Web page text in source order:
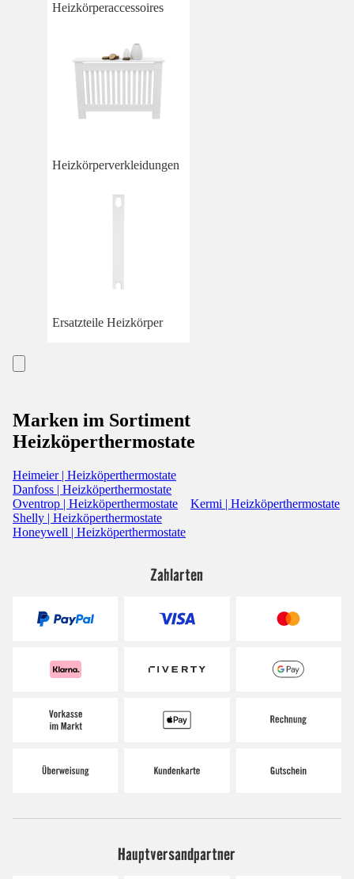
Heizkörperaccessoires
Heizkörperverkleidungen
Ersatzteile Heizkörper
Marken im Sortiment
Heizköperthermostate
Heimeier | Heizköperthermostate
Danfoss | Heizköperthermostate
Oventrop | Heizköperthermostate
Kermi | Heizköperthermostate
Shelly | Heizköperthermostate
Honeywell | Heizköperthermostate
Zahlarten
Hauptversandpartner